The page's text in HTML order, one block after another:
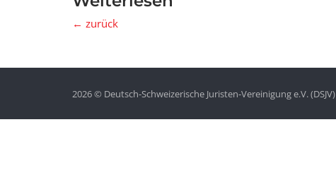
← zurück
2026 © Deutsch-Schweizerische Juristen-Vereinigung e.V. (DSJV)